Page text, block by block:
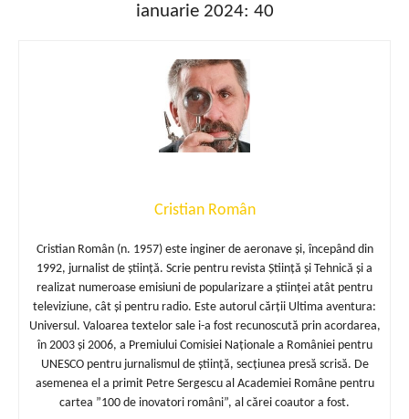
ianuarie 2024: 40
Cristian Român
Cristian Român (n. 1957) este inginer de aeronave și, începând din
1992, jurnalist de știință. Scrie pentru revista Știință și Tehnică și a
realizat numeroase emisiuni de popularizare a științei atât pentru
televiziune, cât și pentru radio. Este autorul cărții Ultima aventura:
Universul. Valoarea textelor sale i-a fost recunoscută prin acordarea,
în 2003 și 2006, a Premiului Comisiei Naționale a României pentru
UNESCO pentru jurnalismul de știință, secțiunea presă scrisă. De
asemenea el a primit Petre Sergescu al Academiei Române pentru
cartea ”100 de inovatori români”, al cărei coautor a fost.